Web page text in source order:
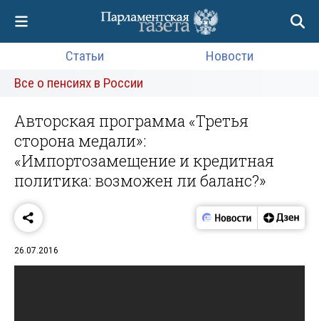
Статьи
Новости
Все о пенсиях в России
Авторская программа «Третья
сторона медали»:
«Импортозамещение и кредитная
политика: возможен ли баланс?»
26.07.2016